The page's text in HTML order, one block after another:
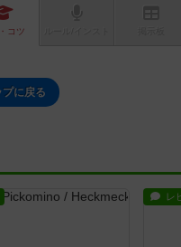
・コツ
プに戻る
レ